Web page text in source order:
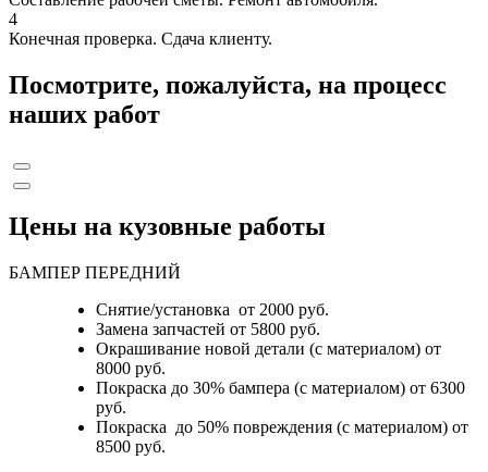
4
Конечная проверка. Сдача клиенту.
Посмотрите, пожалуйста, на процесс
наших работ
Цены на кузовные работы
БАМПЕР ПЕРЕДНИЙ
Снятие/установка от 2000 руб.
Замена запчастей от 5800 руб.
Окрашивание новой детали (с материалом) от
8000 руб.
Покраска до 30% бампера (с материалом) от 6300
руб.
Покраска до 50% повреждения (с материалом) от
8500 руб.